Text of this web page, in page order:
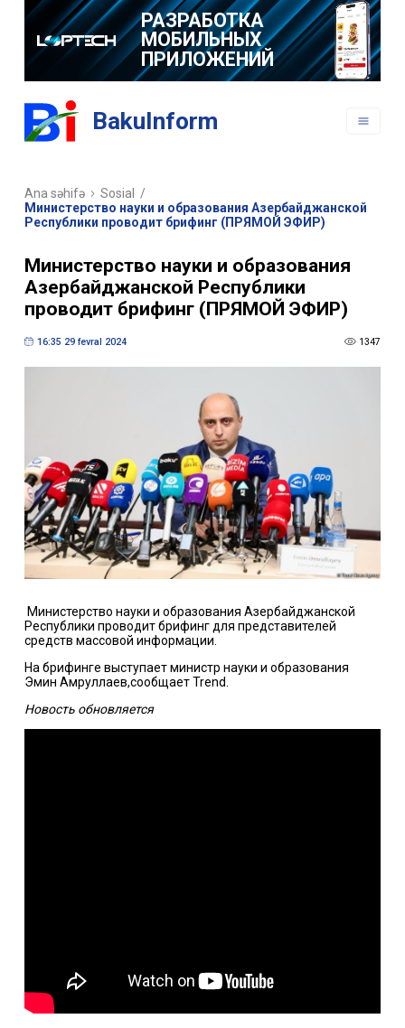
РАЗРАБОТКА
МОБИЛЬНЫХ
ПРИЛОЖЕНИЙ
BakuInform
Ana səhifə Sosial
/
Министерство науки и образования Азербайджанской
Республики проводит брифинг (ПРЯМОЙ ЭФИР)
Министерство науки и образования
Азербайджанской Республики
проводит брифинг (ПРЯМОЙ ЭФИР)
16:35 29 fevral 2024 1347
Министерство науки и образования Азербайджанской
Республики проводит брифинг для представителей
средств массовой информации.
На брифинге выступает министр науки и образования
Эмин Амруллаев,сообщает Trend.
Новость обновляется